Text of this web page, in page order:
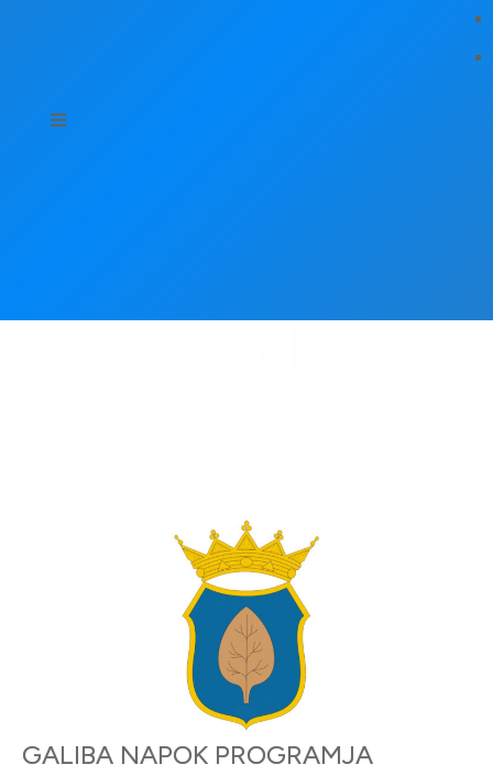
GALIBA NAPOK PROGRAMJA